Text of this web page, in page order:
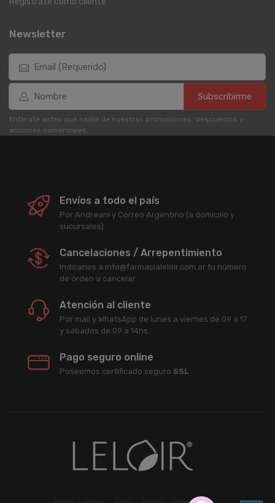
Newsletter
Subscribirme
Enterate antes que nadie de nuestras promociones, descuentos y
acciones comerciales.
Envíos a todo el país
Por Andreani y Correo Argentino (a domicilio y
sucursales).
Cancelaciones / Arrepentimiento
Indicanos a info@farmacialeloir.com.ar tu número
de órden a cancelar.
Atención al cliente
Por mail y WhatsApp de lunes a viernes de 09 a 17
y sábados de 09 a 14hs.
Pago seguro online
Poseemos certificado seguro SSL